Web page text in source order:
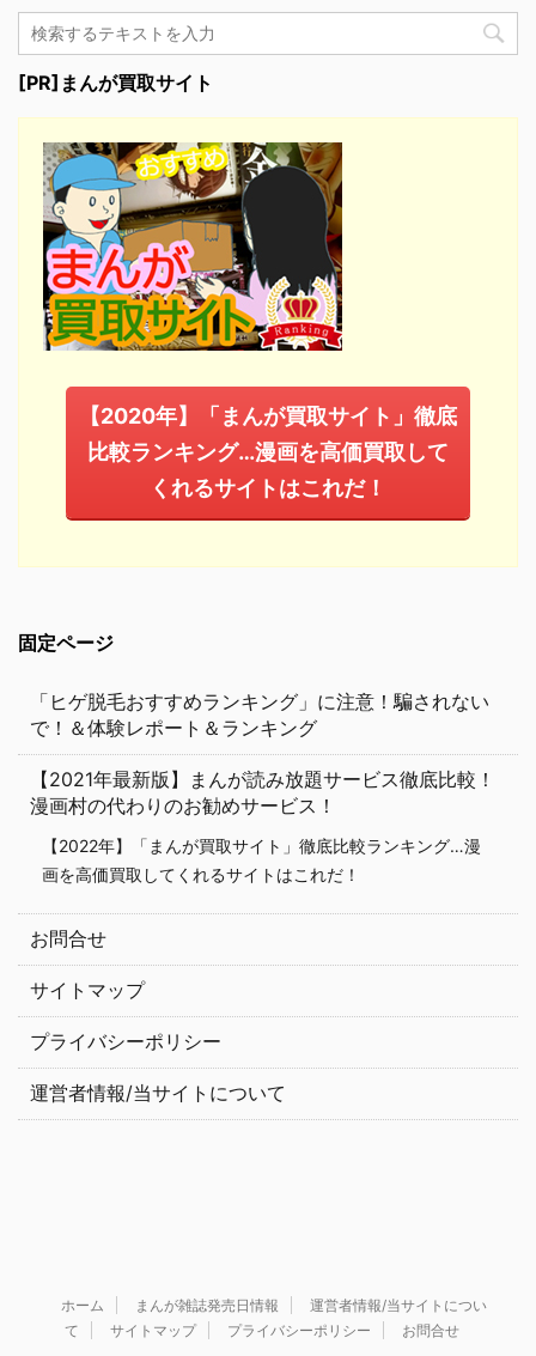
[PR]まんが買取サイト
【2020年】「まんが買取サイト」徹底
比較ランキング…漫画を高価買取して
くれるサイトはこれだ！
固定ページ
「ヒゲ脱毛おすすめランキング」に注意！騙されない
で！＆体験レポート＆ランキング
【2021年最新版】まんが読み放題サービス徹底比較！
漫画村の代わりのお勧めサービス！
【2022年】「まんが買取サイト」徹底比較ランキング…漫
画を高価買取してくれるサイトはこれだ！
お問合せ
サイトマップ
プライバシーポリシー
運営者情報/当サイトについて
ホーム まんが雑誌発売日情報
運営者情報/当サイトについ
て
サイトマップ プライバシーポリシー お問合せ